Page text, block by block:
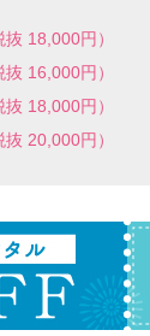
抜 18,000円）
抜 16,000円）
抜 18,000円）
抜 20,000円）